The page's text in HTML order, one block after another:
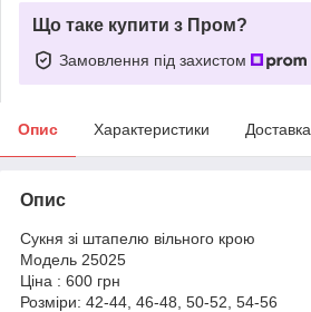
Що таке купити з Пром?
Замовлення під захистом
Опис Характеристики Доставка
Опис
Сукня зі штапелю вільного крою
Модель 25025
Ціна : 600 грн
Розміри: 42-44, 46-48, 50-52, 54-56